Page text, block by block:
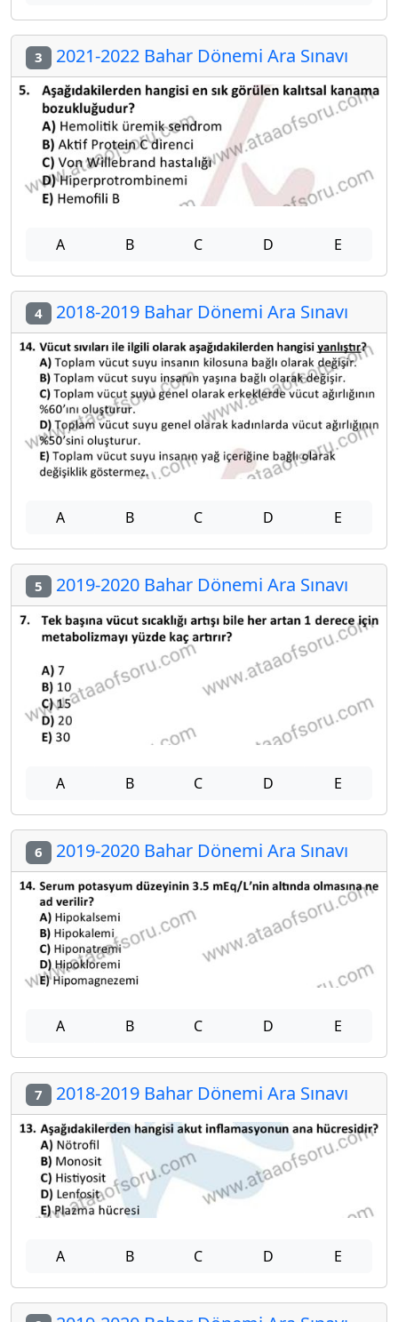
3 2021-2022 Bahar Dönemi Ara Sınavı
A B C D E
4 2018-2019 Bahar Dönemi Ara Sınavı
A B C D E
5 2019-2020 Bahar Dönemi Ara Sınavı
A B C D E
6 2019-2020 Bahar Dönemi Ara Sınavı
A B C D E
7 2018-2019 Bahar Dönemi Ara Sınavı
A B C D E